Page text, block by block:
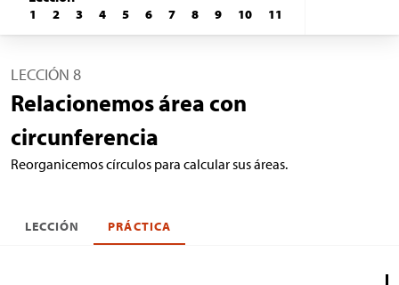
1 2 3 4 5 6 7 8 9 10 11
LECCIÓN 8
Relacionemos área con
circunferencia
Reorganicemos círculos para calcular sus áreas.
LECCIÓN PRÁCTICA